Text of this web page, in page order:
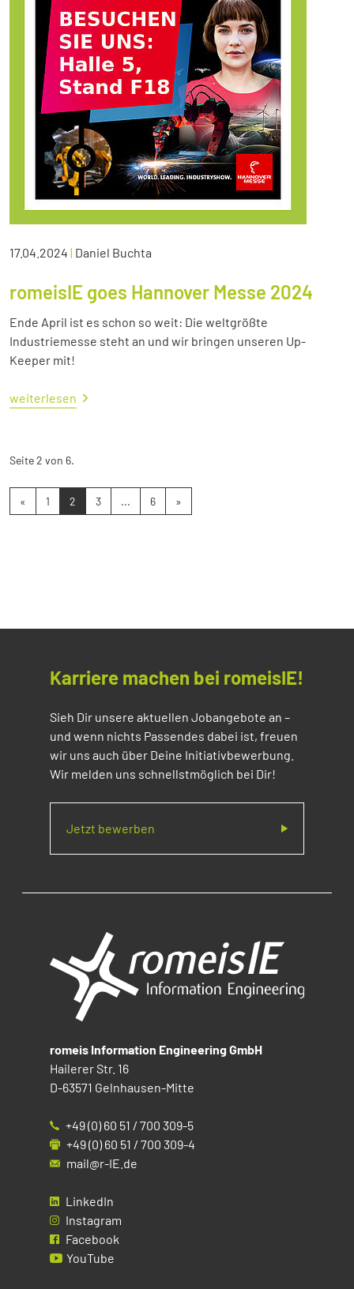
17.04.2024 | Daniel Buchta
romeisIE goes Hannover Messe 2024
Ende April ist es schon so weit: Die weltgrößte
Industriemesse steht an und wir bringen unseren Up-
Keeper mit!
weiterlesen
Seite 2 von 6.
« 1 2 3 ... 6 »
Karriere machen bei romeisIE!
Sieh Dir unsere aktuellen Jobangebote an –
und wenn nichts Passendes dabei ist, freuen
wir uns auch über Deine Initiativbewerbung.
Wir melden uns schnellstmöglich bei Dir!
Jetzt bewerben
romeis Information Engineering GmbH
Hailerer Str. 16
D-63571 Gelnhausen-Mitte
+49 (0) 60 51 / 700 309-5
+49 (0) 60 51 / 700 309-4
mail@r-IE.de
LinkedIn
Instagram
Facebook
YouTube